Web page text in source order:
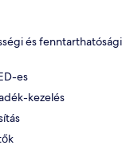
és fenntarthatósági
es
kezelés